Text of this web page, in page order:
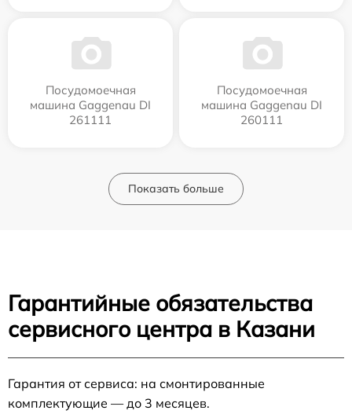
Посудомоечная
машина Gaggenau DI
261111
Посудомоечная
машина Gaggenau DI
260111
Показать больше
Гарантийные обязательства
сервисного центра в Казани
Гарантия от сервиса: на смонтированные
комплектующие — до 3 месяцев.